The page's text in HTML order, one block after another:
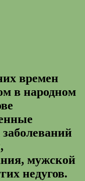
времен
в народном
мужской
недугов.